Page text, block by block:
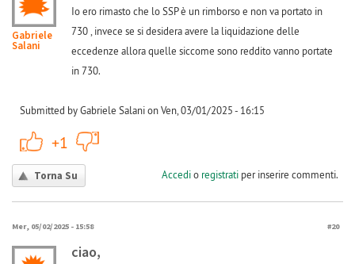
Gabriele
Salani
Io ero rimasto che lo SSP è un rimborso e non va portato in
730 , invece se si desidera avere la liquidazione delle
eccedenze allora quelle siccome sono reddito vanno portate
in 730.
Submitted by Gabriele Salani on Ven, 03/01/2025 - 16:15
+1
Torna Su Accedio registratiper inserire commenti.
Mer, 05/02/2025 - 15:58 #20
ciao,